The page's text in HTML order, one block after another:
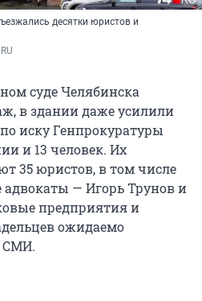
десятки юристов и
суде Челябинска
в здании даже усилили
иску Генпрокуратуры
и 13 человек. Их
35 юристов, в том числе
— Игорь Трунов и
предприятия и
ожидаемо
СМИ.